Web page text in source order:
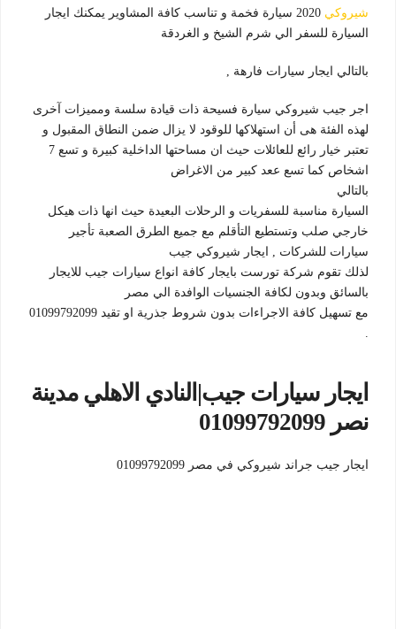
شيروكي
2020 سيارة فخمة و تناسب كافة المشاوير يمكنك ايجار
السيارة للسفر الي شرم الشيخ و الغردقة
بالتالي ايجار سيارات فارهة ,
اجر جيب شيروكي سيارة فسيحة ذات قيادة سلسة ومميزات آخرى
لهذه الفئة هى أن استهلاكها للوقود لا يزال ضمن النطاق المقبول و
تعتبر خيار رائع للعائلات حيث ان مساحتها الداخلية كبيرة و تسع 7
اشخاص كما تسع ععد كبير من الاغراض
بالتالي
السيارة مناسبة للسفريات و الرحلات البعيدة حيث انها ذات هيكل
خارجي صلب وتستطيع التأقلم مع جميع الطرق الصعبة تأجير
سيارات للشركات , ايجار شيروكي جيب
لذلك تقوم شركة تورست بايجار كافة انواع سيارات جيب للايجار
بالسائق وبدون لكافة الجنسيات الوافدة الي مصر
مع تسهيل كافة الاجراءات بدون شروط جذرية او تقيد 01099792099
.
ايجار سيارات جيب|النادي الاهلي مدينة
نصر 01099792099
ايجار جيب جراند شيروكي في مصر 01099792099